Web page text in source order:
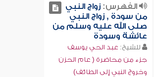
الفهرس:زواج النبي
من سودة , زواج النبي
صلى الله عليه وسلم من
عائشة وسودة
للشيخ: عبد الحي يوسف
جزء من محاضرة ( عام الحزن
وخروج النبي إلى الطائف)